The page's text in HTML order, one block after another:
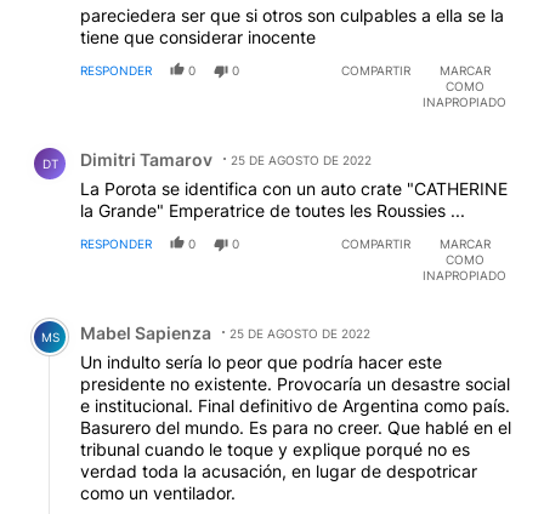
pareciedera ser que si otros son culpables a ella se la
tiene que considerar inocente
RESPONDER 0 0 COMPARTIR
MARCAR
COMO
INAPROPIADO
DT Dimitri Tamarov 25 DE AGOSTO DE 2022
La Porota se identifica con un auto crate "CATHERINE
la Grande" Emperatrice de toutes les Roussies ...
RESPONDER 0 0 COMPARTIR
MARCAR
COMO
INAPROPIADO
Comentario de Mabel Sapienza.
MS Mabel Sapienza 25 DE AGOSTO DE 2022
Un indulto sería lo peor que podría hacer este
presidente no existente. Provocaría un desastre social
e institucional. Final definitivo de Argentina como país.
Basurero del mundo. Es para no creer. Que hablé en el
tribunal cuando le toque y explique porqué no es
verdad toda la acusación, en lugar de despotricar
como un ventilador.